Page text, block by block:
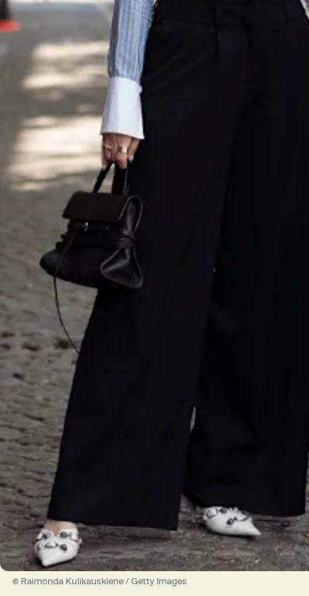
© Raimonda Kulikauskiene / Getty Images